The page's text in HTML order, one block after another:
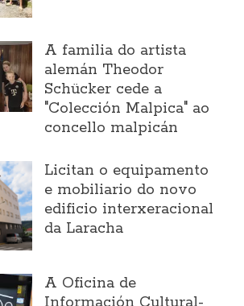
A familia do artista
alemán Theodor
Schücker cede a
"Colección Malpica" ao
concello malpicán
Licitan o equipamento
e mobiliario do novo
edificio interxeracional
da Laracha
A Oficina de